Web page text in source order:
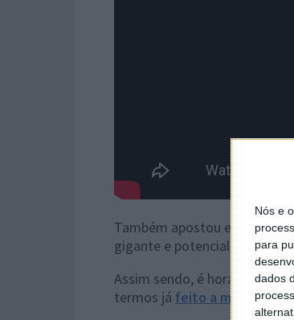
Nós e
para
dados
Também apostou em lançar
gigante e potencial cliente.
Assim sendo, é hora de
termos já feito a migração